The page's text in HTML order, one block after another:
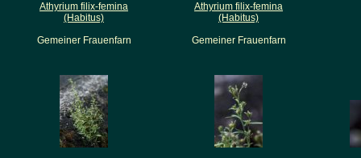
Athyrium filix-femina
(Habitus)
Gemeiner Frauenfarn
Athyrium filix-femina
(Habitus)
Gemeiner Frauenfarn